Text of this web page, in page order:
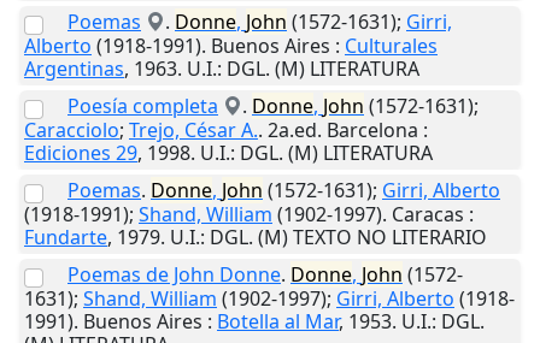
Poemas
. Donne, John (1572-1631); Girri,
Alberto (1918-1991). Buenos Aires : Culturales
Argentinas, 1963. U.I.: DGL. (M) LITERATURA
Poesía completa
. Donne, John (1572-1631);
Caracciolo; Trejo, César A.. 2a.ed. Barcelona :
Ediciones 29, 1998. U.I.: DGL. (M) LITERATURA
Poemas. Donne, John (1572-1631); Girri, Alberto
(1918-1991); Shand, William (1902-1997). Caracas :
Fundarte, 1979. U.I.: DGL. (M) TEXTO NO LITERARIO
Poemas de John Donne. Donne, John (1572-
1631); Shand, William (1902-1997); Girri, Alberto (1918-
1991). Buenos Aires : Botella al Mar, 1953. U.I.: DGL.